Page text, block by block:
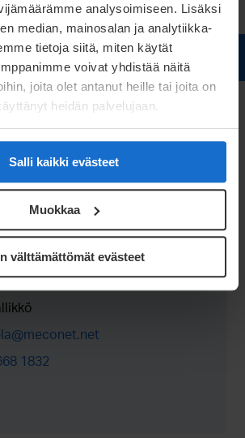
analysoimiseen. Lisäksi
median, mainosalan ja analytiikka-
tietoja siitä, miten käytät
voivat yhdistää näitä
joita olet antanut heille tai joita on
heidän palvelujaan.
Salli kaikki evästeet
Muokkaa
välttämättömät evästeet
1832